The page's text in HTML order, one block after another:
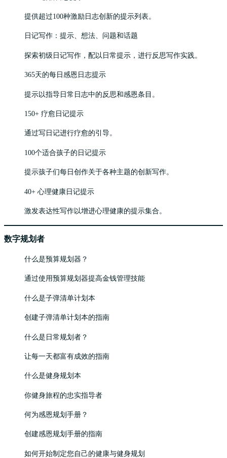
提供超过100种激励日志创新的提示列表。
日记写作：提示、想法、问题和话题
探索初级日记写作，配以日常提示，进行反思写作实践。
365天的每日感恩日志提示
提示以指导日常日志中的反思和感恩条目。
150+ 疗愈日记提示
通过写日记进行疗愈的引导。
100个适合孩子的日记提示
提示孩子们每日创作关于各种主题的创新写作。
40+ 心理健康日记提示
激发表达性写作以增进心理健康的提示集合。
数字规划者
什么是预算规划器？
通过使用预算规划器提高金钱管理技能
什么是子弹清单计划本
创建子弹清单计划本的指南
什么是日常规划者？
让每一天都富有成效的指南
什么是健身规划本
你健身旅程的忠实指导者
何为感恩规划手册？
创建感恩规划手册的指南
如何开始制定您自己的健康与健身规划